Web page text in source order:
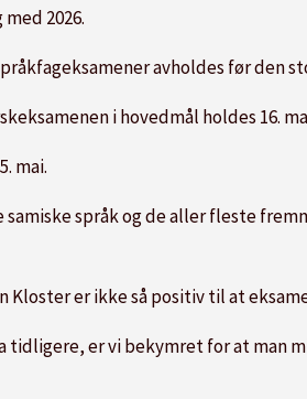
2026.
avholdes før den
i hovedmål holdes 16.
mai.
samiske språk og de aller fleste
Kloster er ikke så positiv til at
tidligere, er vi bekymret for at man